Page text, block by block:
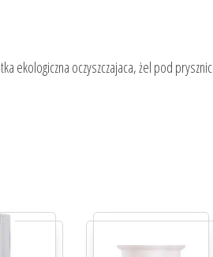
ekologiczna oczyszczajaca, żel pod prysznic